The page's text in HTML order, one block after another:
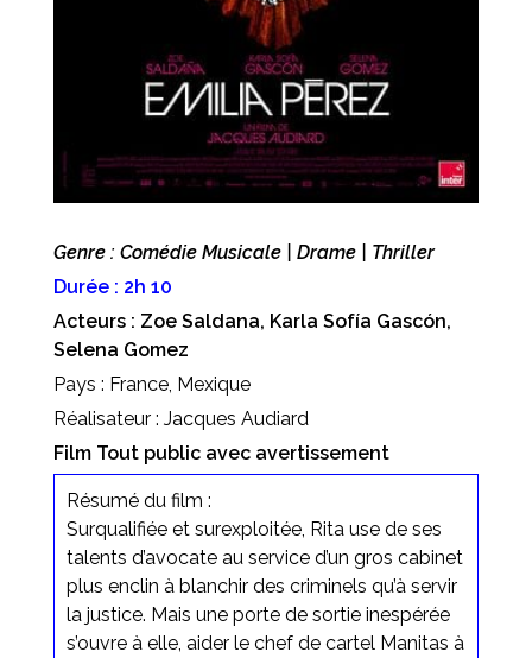
Genre : Comédie Musicale | Drame | Thriller
Durée : 2h 10
Acteurs : Zoe Saldana, Karla Sofía Gascón,
Selena Gomez
Pays : France, Mexique
Réalisateur : Jacques Audiard
Film Tout public avec avertissement
Résumé du film :
Surqualifiée et surexploitée, Rita use de ses
talents d’avocate au service d’un gros cabinet
plus enclin à blanchir des criminels qu’à servir
la justice. Mais une porte de sortie inespérée
s’ouvre à elle, aider le chef de cartel Manitas à